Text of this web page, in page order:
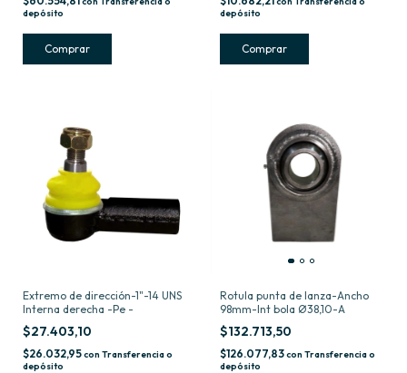
depósito
depósito
Extremo de dirección-1"-14 UNS
Interna derecha -Pe -
$27.403,10
$26.032,95con Transferencia o
depósito
Rotula punta de lanza-Ancho
98mm-Int bola Ø38,10-A
$132.713,50
$126.077,83con Transferencia o
depósito